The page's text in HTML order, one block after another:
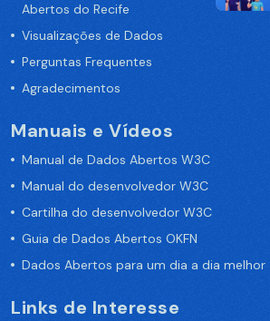
Abertos do Recife
Visualizações de Dados
Perguntas Frequentes
Agradecimentos
Manuais e Vídeos
Manual de Dados Abertos W3C
Manual do desenvolvedor W3C
Cartilha do desenvolvedor W3C
Guia de Dados Abertos OKFN
Dados Abertos para um dia a dia melhor
Links de Interesse